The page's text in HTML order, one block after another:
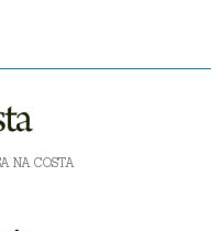
NA COSTA